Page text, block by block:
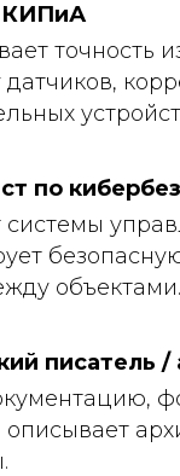
точность
датчиков,
по
объектами.
писатель /